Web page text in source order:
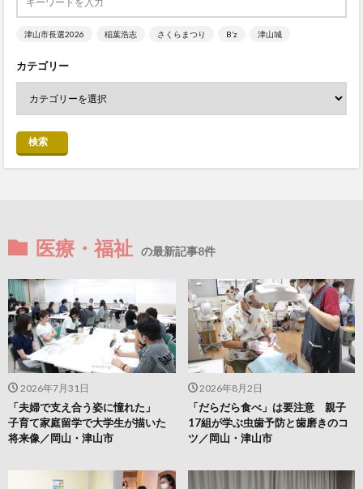
津山市長選2026 稲葉浩志 さくらまつり B’z 津山城
カテゴリー
検索
医療・福祉 の最新記事8件
2026年8月2日
「だらだら食べ」は要注意 親子
17組が学ぶ虫歯予防と歯磨きのコ
ツ／岡山・津山市
2026年7月31日
「夫婦で支え合う姿に憧れた」
子育て家庭留学で大学生が描いた
将来像／岡山・津山市